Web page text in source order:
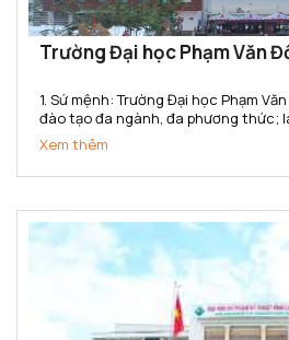
Trường Đại học Phạm Văn
1. Sứ mệnh: Trường Đại học Phạm
đào tạo đa ngành, đa phương thức;
khoa học, ứng dụng và chuyển giao
nguồn nhân lực có chất lượng, đáp
Xem thêm